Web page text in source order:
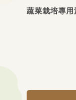
蔬菜栽培專